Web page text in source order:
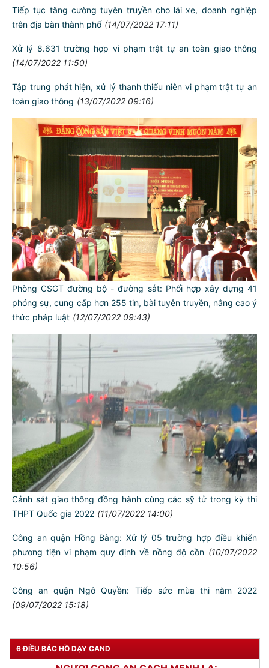
Tiếp tục tăng cường tuyên truyền cho lái xe, doanh nghiệp
trên địa bàn thành phố
(14/07/2022 17:11)
Xử lý 8.631 trường hợp vi phạm trật tự an toàn giao thông
(14/07/2022 11:50)
Tập trung phát hiện, xử lý thanh thiếu niên vi phạm trật tự an
toàn giao thông (13/07/2022 09:16)
thức pháp luật (12/07/2022 09:43)